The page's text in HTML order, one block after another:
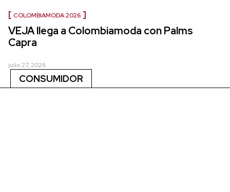
COLOMBIAMODA 2026
VEJA llega a Colombiamoda con Palms
Capra
julio 27, 2026
CONSUMIDOR